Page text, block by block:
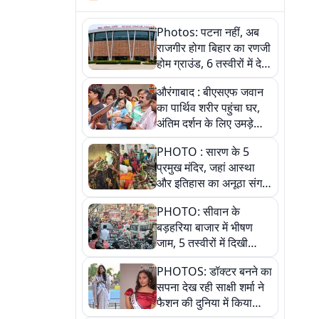
Photos: पटना नहीं, अब
राजगीर होगा बिहार का रणजी
होम ग्राउंड, 6 तस्वीरों में देखें
नए स्टेडियम की पूरी कहानी
औरंगाबाद : बीएसएफ जवान
का पार्थिव शरीर पहुंचा घर,
अंतिम दर्शन के लिए उमड़े
लोग
PHOTO : सारण के 5
प्रमुख मंदिर, जहां आस्था
और इतिहास का अनूठा संगम,
तस्वीरों में जानिए
PHOTO: सीवान के
बड़हरिया बाजार में भीषण
जाम, 5 तस्वीरों में दिखी
अव्यवस्था
PHOTOS: डॉक्टर बनने का
सपना देख रही साक्षी शर्मा ने
फैशन की दुनिया में किया